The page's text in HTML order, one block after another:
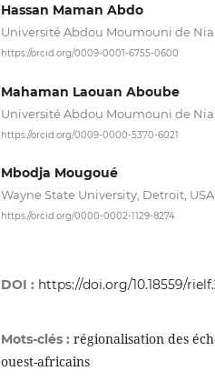
Hassan Maman Abdo
Université Abdou Moumouni de
https://orcid.org/0009-0001-6755-0600
Mahaman Laouan Aboube
Université Abdou Moumouni de
https://orcid.org/0009-0000-5370-6021
Mbodja Mougoué
Wayne State University, Detroit, USA
https://orcid.org/0000-0002-1129-8274
DOI : https://doi.org/10.18559/
Mots-clés : régionalisation des
ouest-africains